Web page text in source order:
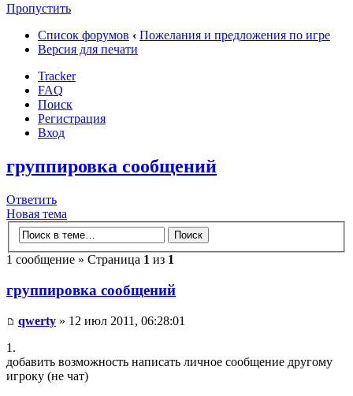
Пропустить
Список форумов ‹ Пожелания и предложения по игре
Версия для печати
Tracker
FAQ
Поиск
Регистрация
Вход
группировка сообщений
Ответить
Новая тема
1 сообщение » Страница 1 из 1
группировка сообщений
qwerty » 12 июл 2011, 06:28:01
1.
добавить возможность написать личное сообщение другому
игроку (не чат)